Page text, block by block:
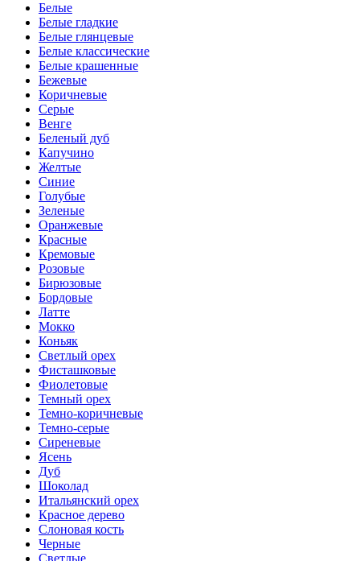
Белые
Белые гладкие
Белые глянцевые
Белые классические
Белые крашенные
Бежевые
Коричневые
Серые
Венге
Беленый дуб
Капучино
Желтые
Синие
Голубые
Зеленые
Оранжевые
Красные
Кремовые
Розовые
Бирюзовые
Бордовые
Латте
Мокко
Коньяк
Светлый орех
Фисташковые
Фиолетовые
Темный орех
Темно-коричневые
Темно-серые
Сиреневые
Ясень
Дуб
Шоколад
Итальянский орех
Красное дерево
Слоновая кость
Черные
Светлые